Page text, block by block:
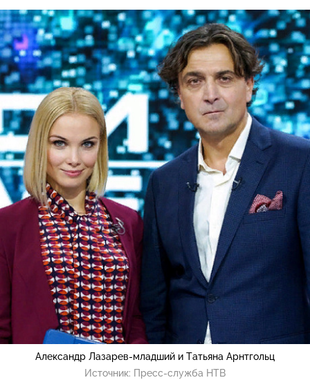
Александр Лазарев-младший и Татьяна Арнтгольц
Источник: Пресс-служба НТВ